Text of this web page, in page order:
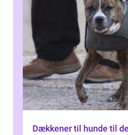
Dækkener til hunde til